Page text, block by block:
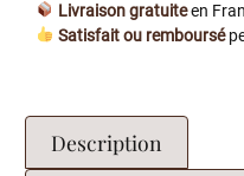
Livraison gratuiteen
Satisfait ou remboursé
Description